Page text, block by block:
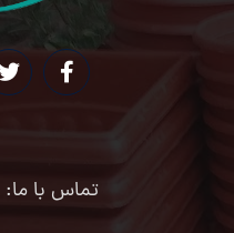
تماس با ما: